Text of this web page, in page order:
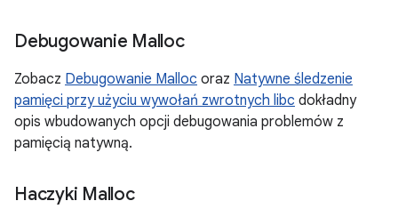
Debugowanie Malloc
Zobacz Debugowanie Malloc oraz Natywne śledzenie
pamięci przy użyciu wywołań zwrotnych libc dokładny
opis wbudowanych opcji debugowania problemów z
pamięcią natywną.
Haczyki Malloc